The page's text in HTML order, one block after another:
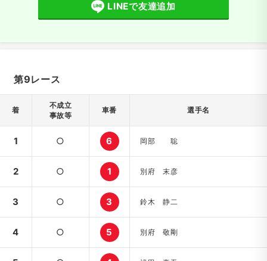
LINEで友達追加
第9レース
着
不成立
事故等
車番 選手名
1 ○ 6 岡部 聡
2 ○ 1 別府 末彦
3 ○ 3 鈴木 静二
4 ○ 5 別府 敬剛